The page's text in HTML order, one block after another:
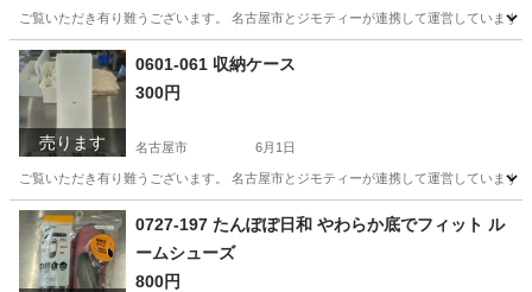
ご覧いただき有り難うございます。 名古屋市とジモティーが連携して運営してい
愛知 名古屋市 リユース
売ります
0601-061 収納ケース
300円
名古屋市 6月1日
ご覧いただき有り難うございます。 名古屋市とジモティーが連携して運営してい
愛知 名古屋市 リユース
0727-197 たんぽぽ日和 やわらか底でフィット ル
ームシューズ
800円